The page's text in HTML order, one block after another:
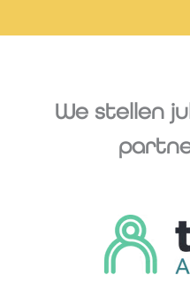
We stellen